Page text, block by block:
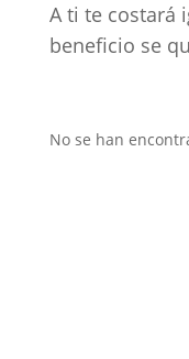
A ti te costará
beneficio se
No se han